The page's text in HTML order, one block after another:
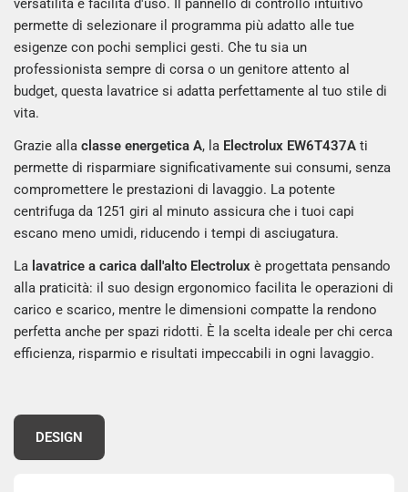
versatilità e facilità d'uso. Il pannello di controllo intuitivo
permette di selezionare il programma più adatto alle tue
esigenze con pochi semplici gesti. Che tu sia un
professionista sempre di corsa o un genitore attento al
budget, questa lavatrice si adatta perfettamente al tuo stile di
vita.
Grazie allaclasse energetica A, la Electrolux EW6T437A ti
permette di risparmiare significativamente sui consumi, senza
compromettere le prestazioni di lavaggio. La potente
centrifuga da 1251 giri al minuto assicura che i tuoi capi
escano meno umidi, riducendo i tempi di asciugatura.
La lavatrice a carica dall'alto Electrolux è progettata pensando
alla praticità: il suo design ergonomico facilita le operazioni di
carico e scarico, mentre le dimensioni compatte la rendono
perfetta anche per spazi ridotti. È la scelta ideale per chi cerca
efficienza, risparmio e risultati impeccabili in ogni lavaggio.
DESIGN